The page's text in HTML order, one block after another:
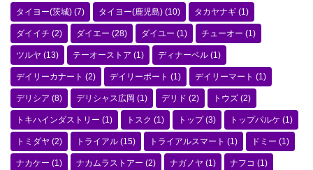
タイヨー(茨城) (7) タイヨー(鹿児島) (10) タカヤナギ (1)
ダイイチ (2) ダイエー (28) ダイユー (1) チューオー (1)
ツルヤ (13) テーオーストア (1) ディナーベル (1)
デイリーカナート (2) デイリーポート (1) デイリーマート (1)
デリシア (8) デリシャス広岡 (1) デリド (2) トウズ (2)
トキハインダストリー (1) トスク (1) トップ(3) トップパルケ (1)
トミダヤ (2) トライアル (15) トライアルスマート (1) ドミー (1)
ナカケー (1) ナカムラストアー (2) ナガノヤ (1) ナフコ (1)